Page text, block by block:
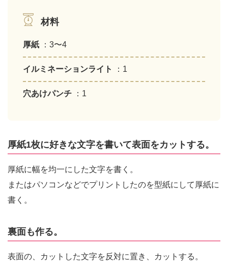
材料
厚紙 ：3〜4
イルミネーションライト ：1
穴あけパンチ ：1
厚紙1枚に好きな文字を書いて表面をカットする。
厚紙に幅を均一にした文字を書く。
またはパソコンなどでプリントしたのを型紙にして厚紙に
書く。
裏面も作る。
表面の、カットした文字を反対に置き、カットする。